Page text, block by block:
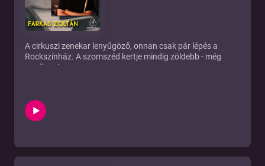
A cirkuszi zenekar lenyűgöző, onnan csak pár lépés a
Rockszínház. A szomszéd kertje mindig zöldebb - még
zenében is.